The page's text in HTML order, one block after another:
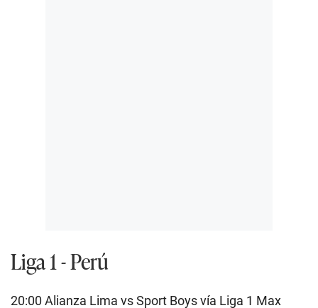
Liga 1 - Perú
20:00 Alianza Lima vs Sport Boys vía Liga 1 Max